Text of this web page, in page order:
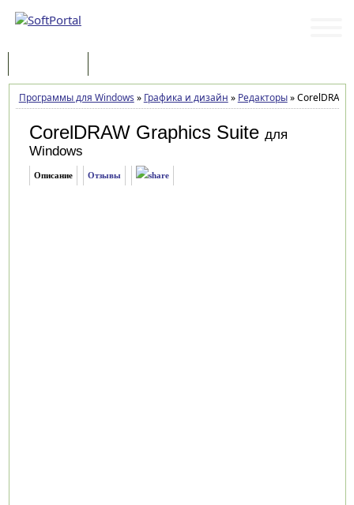
Программы для Windows » Графика и дизайн » Редакторы»CorelDRAW
CorelDRAW Graphics Suite для
Windows
Описание Отзывы